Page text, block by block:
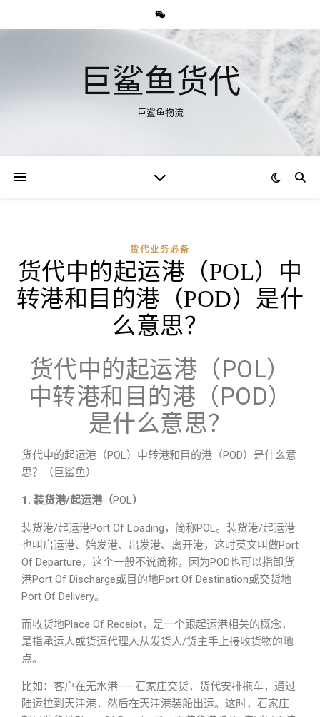
巨鲨鱼货代
巨鲨鱼物流
货代业务必备
货代中的起运港（POL）中
转港和目的港（POD）是什
么意思？
货代中的起运港（POL）
中转港和目的港（POD）
是什么意思？
货代中的起运港（POL）中转港和目的港（POD）是什么意
思？（巨鲨鱼）
1. 装货港/起运港（POL）
装货港/起运港Port Of Loading，简称POL。装货港/起运港
也叫启运港、始发港、出发港、离开港，这时英文叫做Port
Of Departure，这个一般不说简称，因为POD也可以指卸货
港Port Of Discharge或目的地Port Of Destination或交货地
Port Of Delivery。
而收货地Place Of Receipt，是一个跟起运港相关的概念，
是指承运人或货运代理人从发货人/货主手上接收货物的地
点。
比如：客户在无水港——石家庄交货，货代安排拖车，通过
陆运拉到天津港，然后在天津港装船出运。这时，石家庄